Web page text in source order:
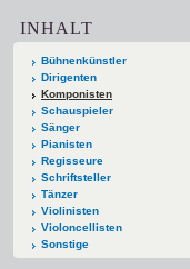
INHALT
Bühnenkünstler
Dirigenten
Komponisten
Schauspieler
Sänger
Pianisten
Regisseure
Schriftsteller
Tänzer
Violinisten
Violoncellisten
Sonstige